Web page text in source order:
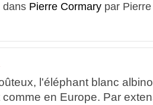
dans Pierre Cormary par
l'éléphant blanc
comme en Europe. Par